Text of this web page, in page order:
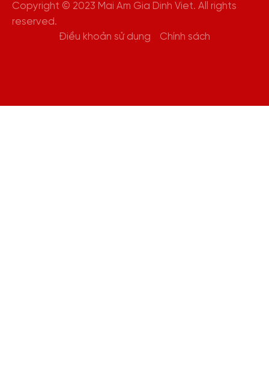
Copyright © 2023 Mai Am Gia Dinh Viet. All rights
reserved.
Điều khoản sử dụng
Chính sách